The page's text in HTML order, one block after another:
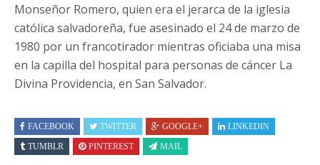
Monseñor Romero, quien era el jerarca de la iglesia
católica salvadoreña, fue asesinado el 24 de marzo de
1980 por un francotirador mientras oficiaba una misa
en la capilla del hospital para personas de cáncer La
Divina Providencia, en San Salvador.
FACEBOOK TWITTER GOOGLE+
LINKEDIN
TUMBLR
PINTEREST MAIL